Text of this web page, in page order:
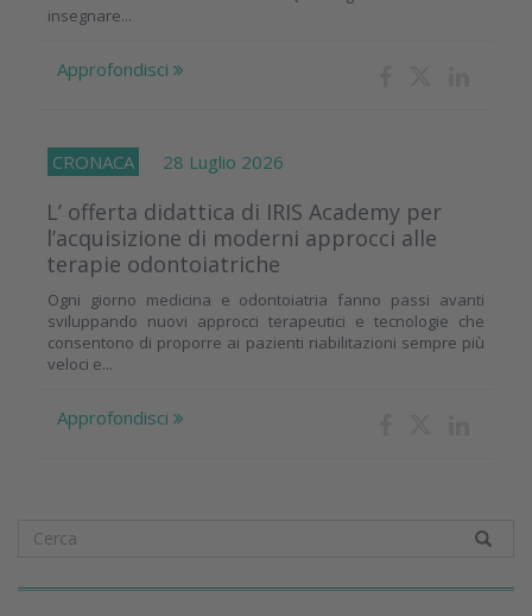
insegnare...
Approfondisci
CRONACA 28 Luglio 2026
L’ offerta didattica di IRIS Academy per
l’acquisizione di moderni approcci alle
terapie odontoiatriche
Ogni giorno medicina e odontoiatria fanno passi avanti
sviluppando nuovi approcci terapeutici e tecnologie che
consentono di proporre ai pazienti riabilitazioni sempre più
veloci e...
Approfondisci